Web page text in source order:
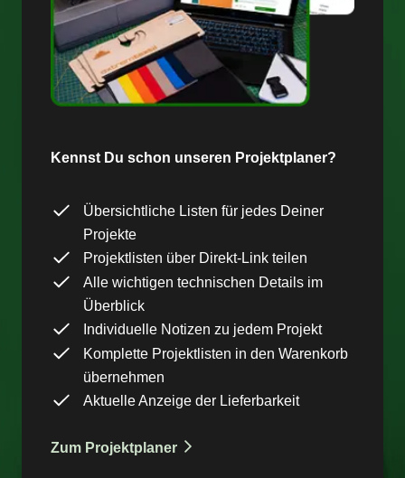
Kennst Du schon unseren Projektplaner?
Übersichtliche Listen für jedes Deiner
Projekte
Projektlisten über Direkt-Link teilen
Alle wichtigen technischen Details im
Überblick
Individuelle Notizen zu jedem Projekt
Komplette Projektlisten in den Warenkorb
übernehmen
Aktuelle Anzeige der Lieferbarkeit
Zum Projektplaner